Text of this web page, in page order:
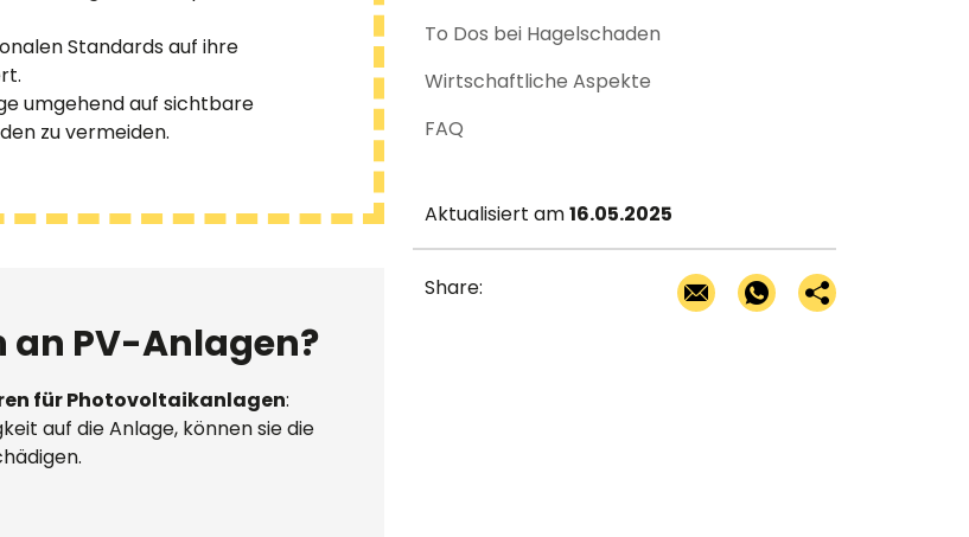
Standards auf ihre
umgehend auf sichtbare
zu vermeiden.
an PV-Anlagen?
für Photovoltaikanlagen:
auf die Anlage, können sie die
To Dos bei Hagelschaden
Wirtschaftliche Aspekte
FAQ
Aktualisiert am16.05.2025
Share: